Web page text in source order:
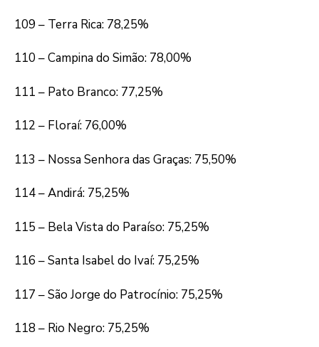
109 – Terra Rica: 78,25%
110 – Campina do Simão: 78,00%
111 – Pato Branco: 77,25%
112 – Floraí: 76,00%
113 – Nossa Senhora das Graças: 75,50%
114 – Andirá: 75,25%
115 – Bela Vista do Paraíso: 75,25%
116 – Santa Isabel do Ivaí: 75,25%
117 – São Jorge do Patrocínio: 75,25%
118 – Rio Negro: 75,25%